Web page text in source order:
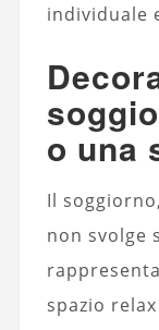
individuale
o una
Il
non svolge
spazio